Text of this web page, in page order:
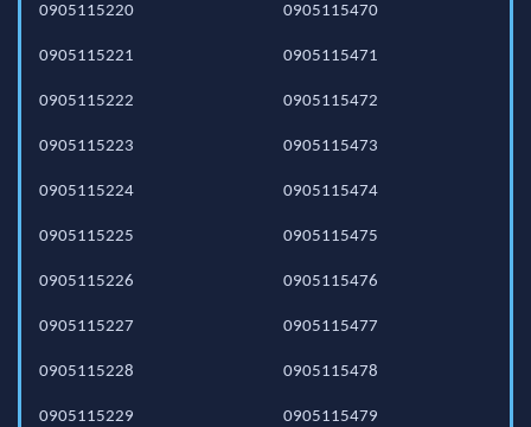
0905115220
0905115221
0905115222
0905115223
0905115224
0905115225
0905115226
0905115227
0905115228
0905115229
0905115470
0905115471
0905115472
0905115473
0905115474
0905115475
0905115476
0905115477
0905115478
0905115479